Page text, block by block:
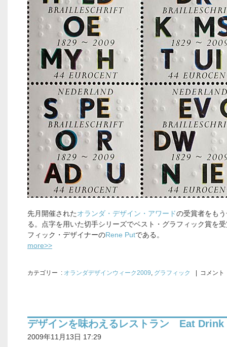
先月開催されたオランダ・デザイン・アワードの受賞者をも
る。点字を用いた切手シリーズでベスト・グラフィック賞を
フィック・デザイナーのRene Putである。
more>>
カテゴリー : オランダデザインウィーク2009, グラフィック | コメント
デザインを味わえるレストラン Eat Drink
2009年11月13日 17:29